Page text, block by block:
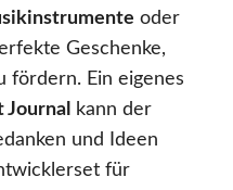
oder
Geschenke,
fördern. Ein eigenes
Journal
kann der
und Ideen
für